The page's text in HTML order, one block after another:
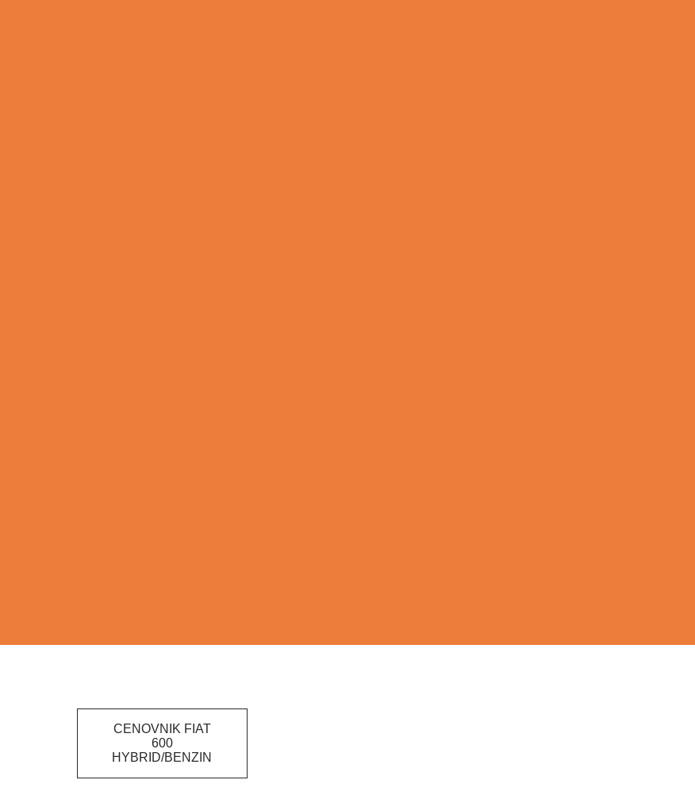
CENOVNIK FIAT
600
HYBRID/BENZIN